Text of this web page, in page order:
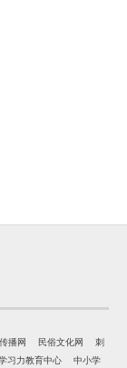
播网 民俗文化网
刺
习力教育中心 中小学